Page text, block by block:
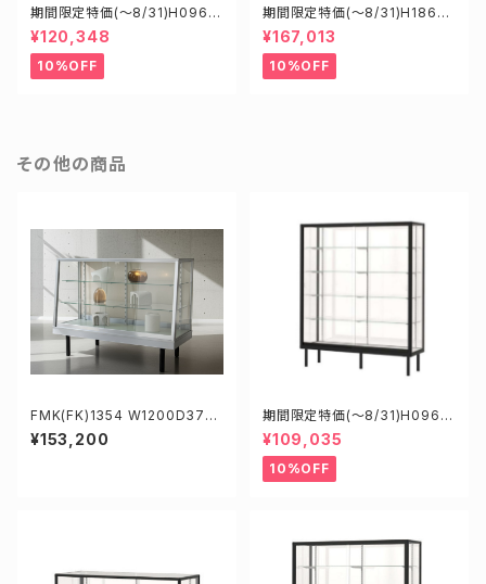
期間限定特価(～8/31)H0960
8S W900D600H1800mm
新型業務用ガラスケース ショー
ケース
¥120,348
10%OFF
期間限定特価(～8/31)H18605
S W1800D600H1500mm 新
型業務用ガラスケース ショーケ
ース
¥167,013
10%OFF
その他の商品
FMK(FK)1354 W1200D375/
450H919mm業務用傾斜ガラ
スケース ショーケース
¥153,200
期間限定特価(～8/31)H0960
5B W900D600H1500mm 新
型業務用ガラスケース ショーケ
ース
¥109,035
10%OFF